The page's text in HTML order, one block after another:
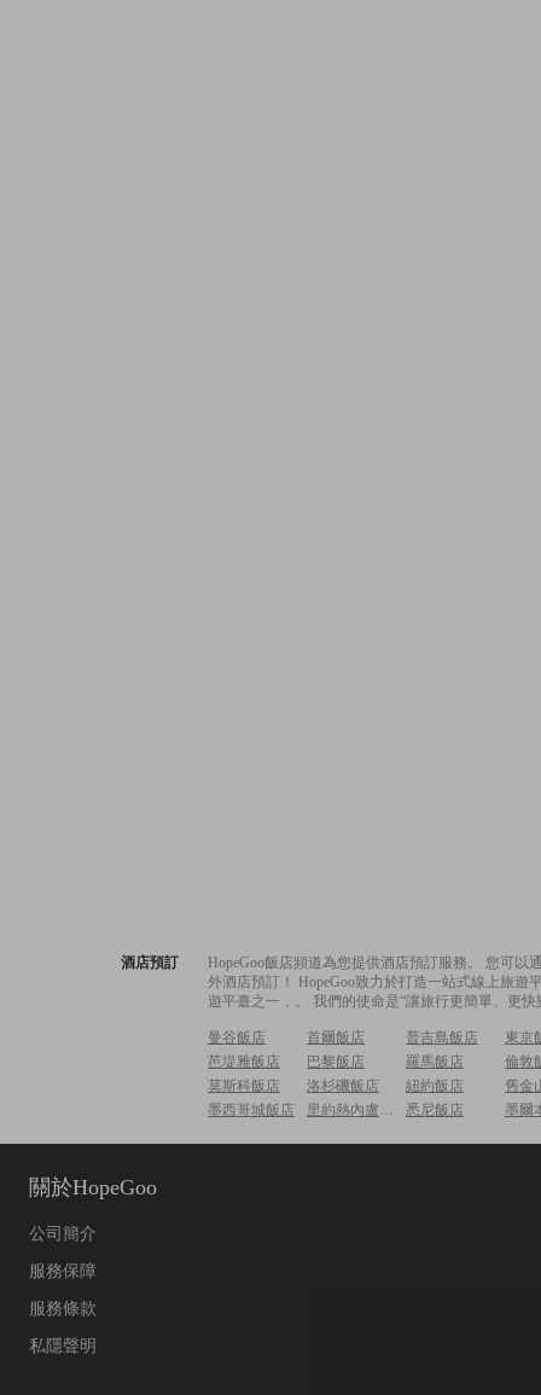
酒店預訂
HopeGoo飯店頻道為您提供酒店預訂服務。 您可
外酒店預訂！ HopeGoo致力於打造一站式線上旅
遊平臺之一，。 我們的使命是“讓旅行更簡單、更
曼谷飯店 首爾飯店 普吉島飯店
東京
芭堤雅飯店
巴黎飯店 羅馬飯店
倫敦
莫斯科飯店
洛杉磯飯店 紐約飯店
舊金
墨西哥城飯店
里約熱內盧飯店 悉尼飯店 墨爾
關於HopeGoo
公司簡介
服務保障
服務條款
私隱聲明